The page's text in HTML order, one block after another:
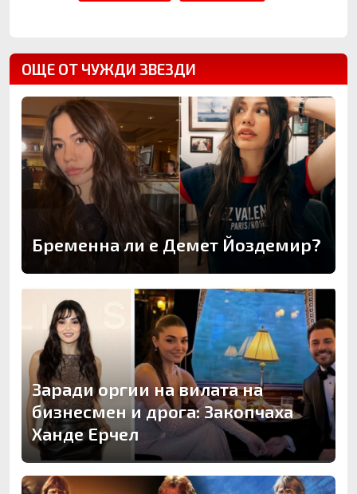
ОЩЕ ОТ ЧУЖДИ ЗВЕЗДИ
Бременна ли е Демет Йоздемир?
Заради оргии на вилата на
бизнесмен и дрога: Закопчаха
Ханде Ерчел